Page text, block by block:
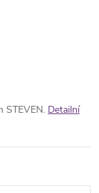
STEVEN. Detailní